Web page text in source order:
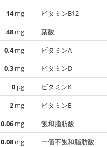
14mg
48 mg
0.4mg
0.3 mg
0 µg
2 mg
0.06 mg
0.08 mg
ビタミンB12
葉酸
ビタミンA
ビタミンD
ビタミンK
ビタミンE
飽和脂肪酸
一価不飽和脂肪酸